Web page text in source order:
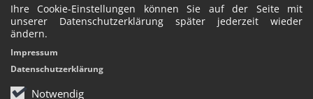
Ihre Cookie-Einstellungen können Sie auf der Seite mit
unserer Datenschutzerklärung später jederzeit wieder
ändern.
Notwendig
Impressum
Datenschutzerklärung